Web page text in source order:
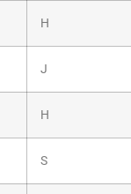
H
J
H
S